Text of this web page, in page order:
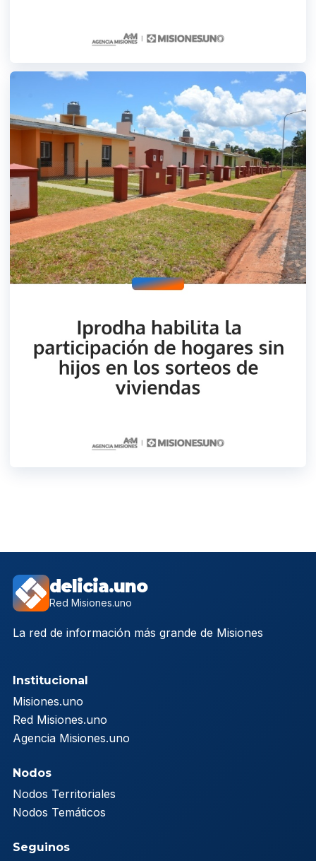
delicia.uno
Red Misiones.uno
La red de información más grande de Misiones
Institucional
Misiones.uno
Red Misiones.uno
Agencia Misiones.uno
Nodos
Nodos Territoriales
Nodos Temáticos
Seguinos